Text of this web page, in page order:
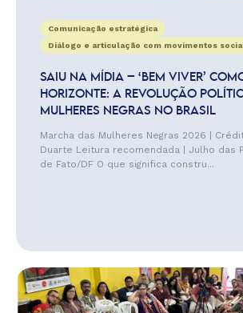
Comunicação estratégica
Diálogo e articulação com movimentos
SAIU NA MÍDIA – ‘BEM VIVER’
HORIZONTE: A REVOLUÇÃO
MULHERES NEGRAS NO BRASIL
Marcha das Mulheres Negras 2026 |
Duarte Leitura recomendada | Julho das
de Fato/DF O que significa constru...